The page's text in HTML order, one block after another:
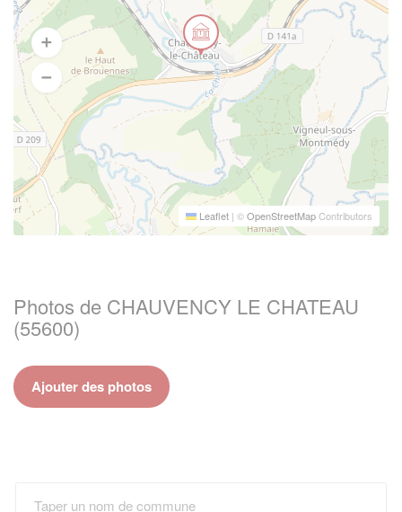
Leaflet | ©OpenStreetMapContributors
Photos de CHAUVENCY LE CHATEAU
(55600)
Ajouter des photos